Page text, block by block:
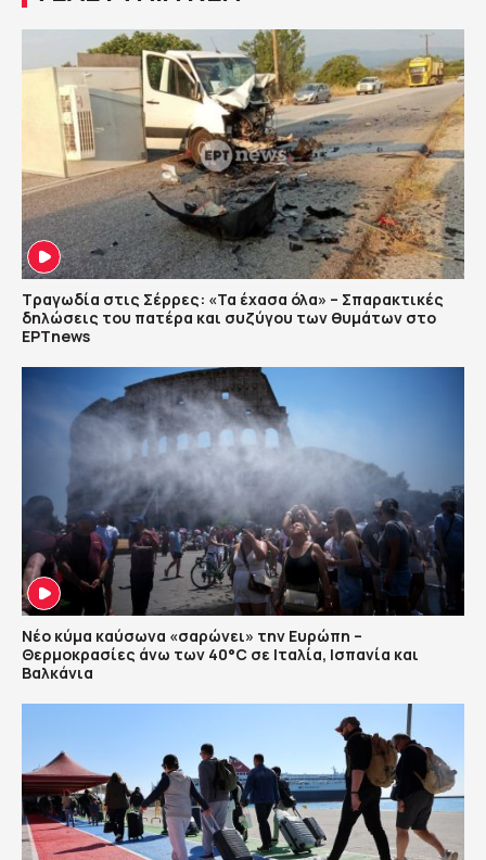
Τραγωδία στις Σέρρες: «Τα έχασα όλα» – Σπαρακτικές
δηλώσεις του πατέρα και συζύγου των θυμάτων στο
ΕΡΤnews
Νέο κύμα καύσωνα «σαρώνει» την Ευρώπη –
Θερμοκρασίες άνω των 40°C σε Ιταλία, Ισπανία και
Βαλκάνια